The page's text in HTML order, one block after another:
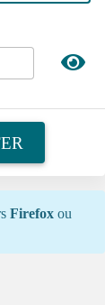
Firefox ou